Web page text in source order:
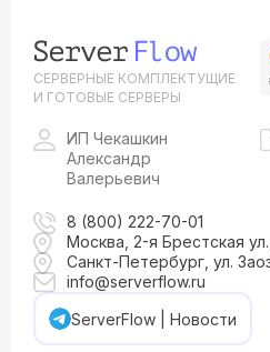
СЕРВЕРНЫЕ КОМПЛЕКТУЩИЕ
И ГОТОВЫЕ СЕРВЕРЫ
ИП Чекашкин
Александр
Валерьевич
8 (800) 222-70-01
Москва, 2-я Брестская
Санкт-Петербург, ул.
info@serverflow.ru
ServerFlow | Новости